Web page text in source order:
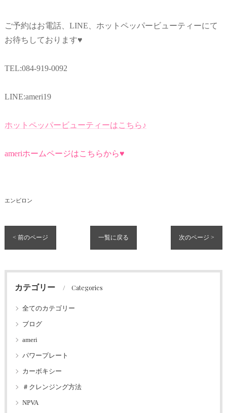
ご予約はお電話、LINE、ホットペッパービューティーにて
お待ちしております♥
TEL:084-919-0092
LINE:ameri19
ホットペッパービューティーはこちら♪
ameriホームページはこちらから♥
エンビロン
< 前のページ 一覧に戻る 次のページ >
カテゴリー Categories
全てのカテゴリー
ブログ
ameri
パワープレート
カーボキシー
＃クレンジング方法
NPVA